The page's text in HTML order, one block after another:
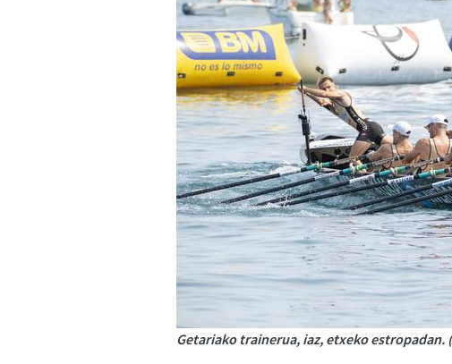
Getariako trainerua, iaz, etxeko estropadan.